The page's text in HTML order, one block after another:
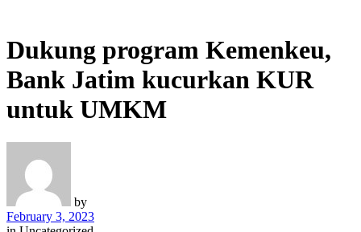
Dukung program Kemenkeu,
Bank Jatim kucurkan KUR
untuk UMKM
by
February 3, 2023